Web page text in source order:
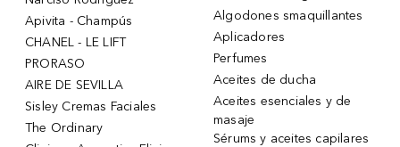
Apivita - Champús
CHANEL - LE LIFT
PRORASO
AIRE DE SEVILLA
Sisley Cremas Faciales
The Ordinary
Algodones smaquillantes
Aplicadores
Perfumes
Aceites de ducha
Aceites esenciales y de
masaje
Sérums y aceites capilares